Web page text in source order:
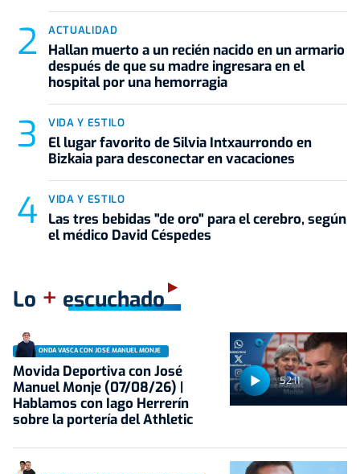
ACTUALIDAD
Hallan muerto a un recién nacido en un armario
después de que su madre ingresara en el
hospital por una hemorragia
VIDA Y ESTILO
El lugar favorito de Silvia Intxaurrondo en
Bizkaia para desconectar en vacaciones
VIDA Y ESTILO
Las tres bebidas "de oro" para el cerebro, según
el médico David Céspedes
Lo + escuchado
52:11
ONDA VASCA CON JOSÉ MANUEL MONJE
Movida Deportiva con José
Manuel Monje (07/08/26) |
Hablamos con Iago Herrerín
sobre la portería del Athletic